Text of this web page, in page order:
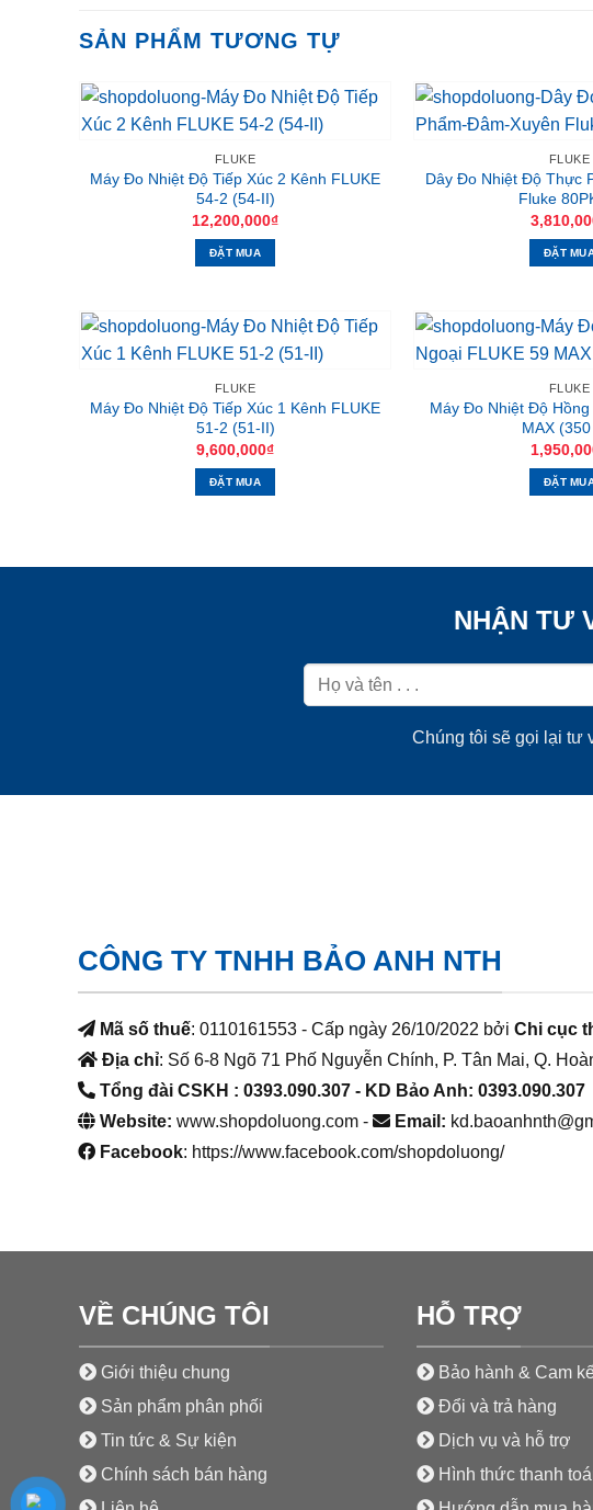
SẢN PHẨM TƯƠNG TỰ
FLUKE
Máy Đo Nhiệt Độ Tiếp Xúc 2 Kênh FLUKE
54-2 (54-II)
12,200,000₫
ĐẶT MUA
FLUKE
Dây Đo Nhiệt Độ Thực
Fluke
ĐẶT
FLUKE
Máy Đo Nhiệt Độ Tiếp Xúc 1 Kênh FLUKE
51-2 (51-II)
9,600,000₫
ĐẶT MUA
FLUKE
Máy Đo Nhiệt Độ Hồng
MAX (350
ĐẶT
NHẬN TƯ
Chúng tôi sẽ gọi lại tư
CÔNG TY TNHH BẢO ANH NTH
Mã số thuế: 0110161553 - Cấp ngày 26/10/2022 bởi Chi cục
Địa chỉ: Số 6-8 Ngõ 71 Phố Nguyễn Chính, P. Tân Mai, Q.
Tổng đài CSKH : 0393.090.307- KD Bảo Anh: 0393.090.307
Website: www.shopdoluong.com - Email:
Facebook: https://www.facebook.com/shopdoluong/
VỀ CHÚNG TÔI
Giới thiệu chung
Sản phẩm phân phối
Tin tức & Sự kiện
Chính sách bán hàng
HỖ TRỢ
Bảo hành & Cam
Đổi và trả hàng
Dịch vụ và hỗ trợ
Hình thức thanh